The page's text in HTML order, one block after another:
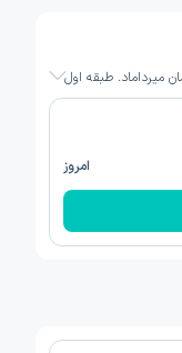
میرداماد. طبقه اول
امروز